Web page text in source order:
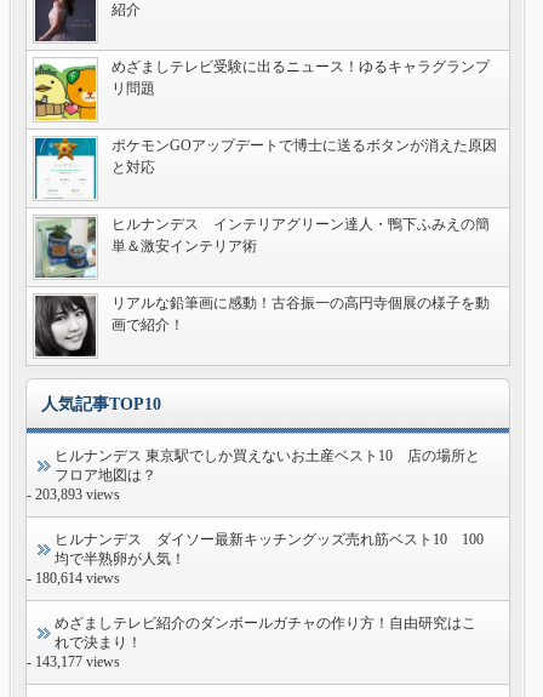
紹介
めざましテレビ受験に出るニュース！ゆるキャラグランプ
リ問題
ポケモンGOアップデートで博士に送るボタンが消えた原因
と対応
ヒルナンデス インテリアグリーン達人・鴨下ふみえの簡
単＆激安インテリア術
リアルな鉛筆画に感動！古谷振一の高円寺個展の様子を動
画で紹介！
人気記事TOP10
ヒルナンデス 東京駅でしか買えないお土産ベスト10 店の場所と
フロア地図は？
- 203,893 views
ヒルナンデス ダイソー最新キッチングッズ売れ筋ベスト10 100
均で半熟卵が人気！
- 180,614 views
めざましテレビ紹介のダンボールガチャの作り方！自由研究はこ
れで決まり！
- 143,177 views